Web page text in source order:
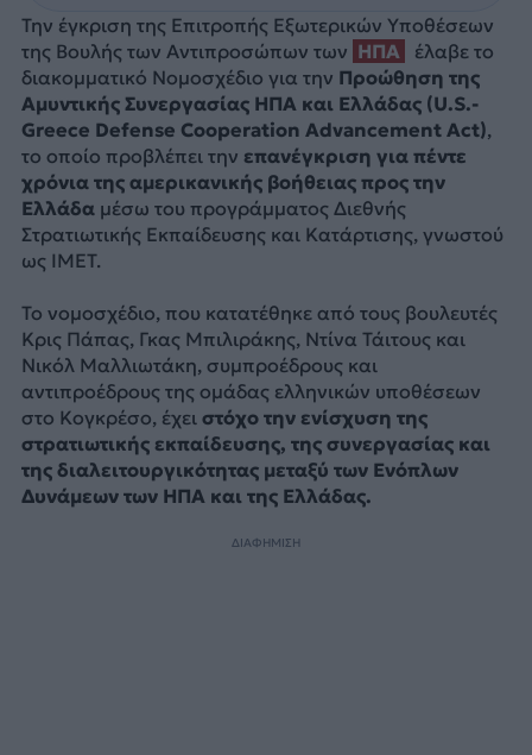
Την έγκριση της Επιτροπής Εξωτερικών Υποθέσεων
της Βουλής των Αντιπροσώπων των ΗΠΑ
έλαβε το
διακομματικό Νομοσχέδιο για την Προώθηση της
Αμυντικής Συνεργασίας ΗΠΑ και Ελλάδας (U.S.-
Greece Defense Cooperation Advancement Act),
το οποίο προβλέπει την επανέγκριση για πέντε
χρόνια της αμερικανικής βοήθειας προς την
Ελλάδαμέσω του προγράμματος Διεθνής
Στρατιωτικής Εκπαίδευσης και Κατάρτισης, γνωστού
ως IMET.
Το νομοσχέδιο, που κατατέθηκε από τους βουλευτές
Κρις Πάπας, Γκας Μπιλιράκης, Ντίνα Τάιτους και
Νικόλ Μαλλιωτάκη, συμπροέδρους και
αντιπροέδρους της ομάδας ελληνικών υποθέσεων
στο Κογκρέσο, έχει στόχο την ενίσχυση της
στρατιωτικής εκπαίδευσης, της συνεργασίας και
της διαλειτουργικότητας μεταξύ των Ενόπλων
Δυνάμεων των ΗΠΑ και της Ελλάδας.
ΔΙΑΦΗΜΙΣΗ